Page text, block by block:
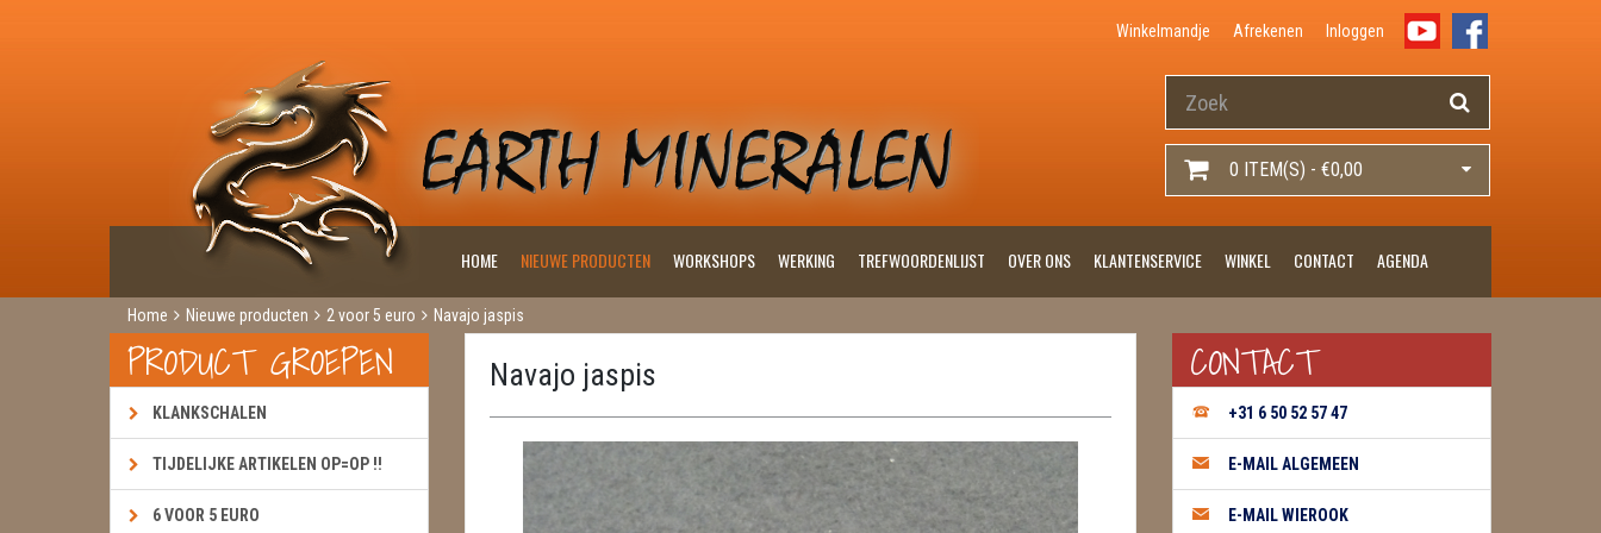
Winkelmandje Afrekenen Inloggen
0 ITEM(S) - €0,00
HOME NIEUWE PRODUCTEN WORKSHOPS WERKING TREFWOORDENLIJST OVER ONS KLANTENSERVICE WINKEL CONTACT AGENDA
Home Nieuwe producten 2 voor 5 euro Navajo jaspis
PRODUCT GROEPEN
KLANKSCHALEN
TIJDELIJKE ARTIKELEN OP=OP !!
6 VOOR 5 EURO
Navajo jaspis CONTACT
+31 6 50 52 57 47
E-MAIL ALGEMEEN
E-MAIL WIEROOK